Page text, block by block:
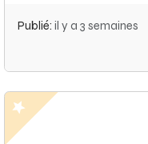
Publié: il y a 3 semaines